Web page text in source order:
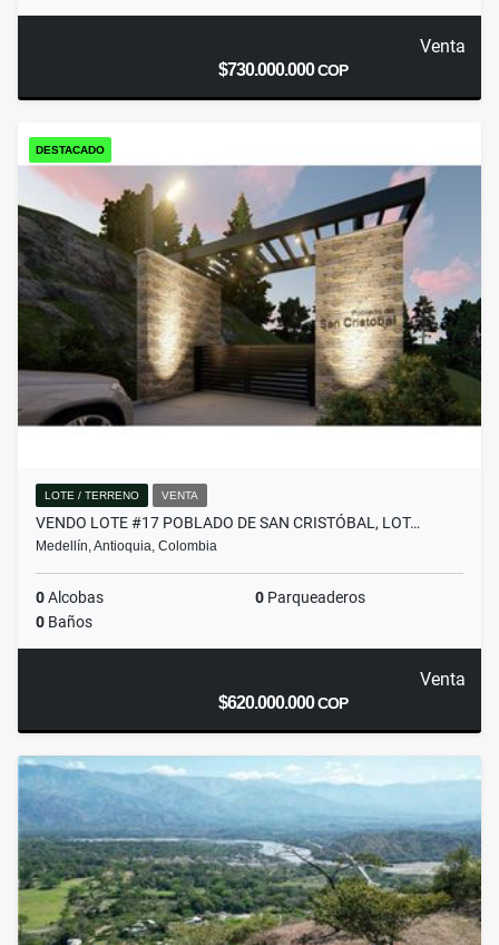
Venta
$730.000.000COP
DESTACADO
LOTE / TERRENO VENTA
VENDO LOTE #17 POBLADO DE SAN CRISTÓBAL, LOT…
Medellín, Antioquia, Colombia
0Alcobas 0 Parqueaderos
0 Baños
Venta
$620.000.000COP